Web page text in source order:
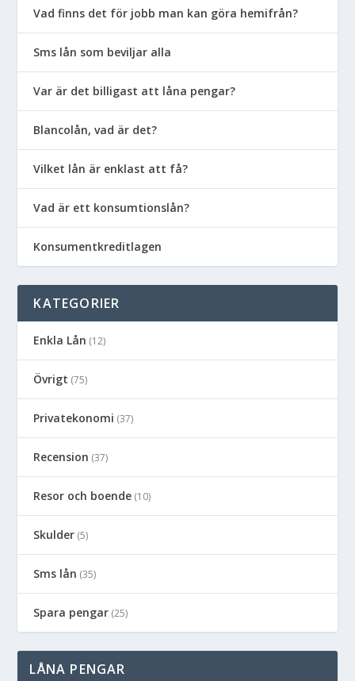
Vad finns det för jobb man kan göra hemifrån?
Sms lån som beviljar alla
Var är det billigast att låna pengar?
Blancolån, vad är det?
Vilket lån är enklast att få?
Vad är ett konsumtionslån?
Konsumentkreditlagen
KATEGORIER
Enkla Lån (12)
Övrigt (75)
Privatekonomi (37)
Recension (37)
Resor och boende (10)
Skulder (5)
Sms lån (35)
Spara pengar (25)
LÅNA PENGAR